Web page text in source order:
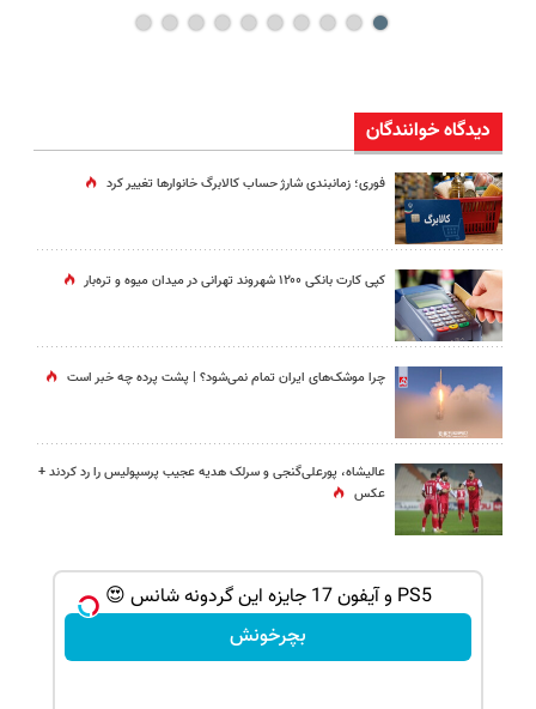
دیدگاه خوانندگان
فوری؛ زمانبندی‌ شارژ حساب کالابرگ خانوارها تغییر کرد
کپی کارت بانکی ۱۲۰۰ شهروند تهرانی در میدان میوه و تره‌بار
چرا موشک‌های ایران تمام نمی‌شود؟ | پشت پرده چه خبر است
عالیشاه، پورعلی‌گنجی و سرلک هدیه عجیب پرسپولیس را رد کردند +
عکس
PS5 و آیفون 17 جایزه این گردونه شانس 😍
بچرخونش